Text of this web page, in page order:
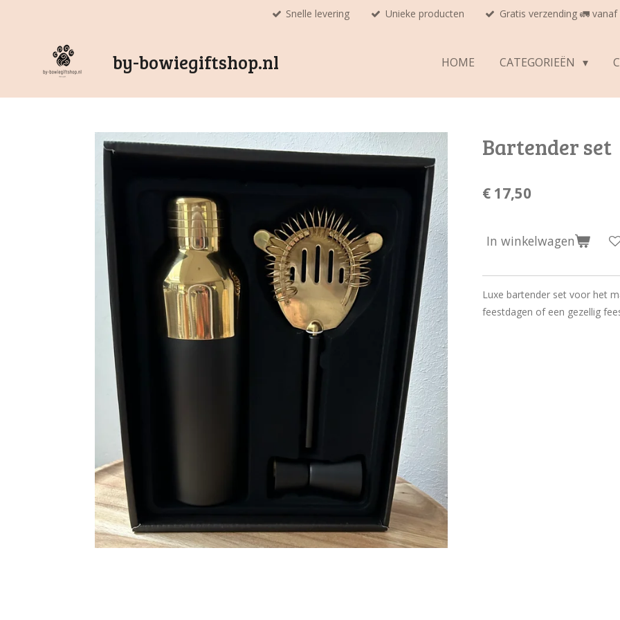
Snelle levering Unieke producten Gratis verzending 🚛
by-bowiegiftshop.nl HOME CATEGORIEËN
Bartender set
€ 17,50
In winkelwagen
Luxe bartender set voor het
feestdagen of een gezellig